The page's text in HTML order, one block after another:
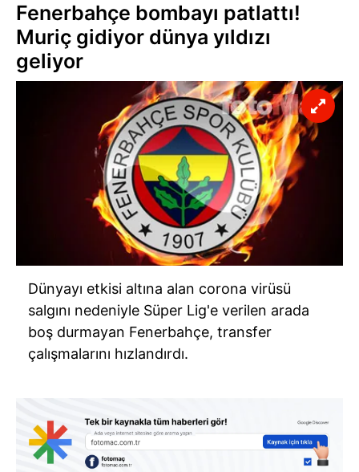
Fenerbahçe bombayı patlattı!
Muriç gidiyor dünya yıldızı
geliyor
Dünyayı etkisi altına alan corona virüsü
salgını nedeniyle Süper Lig'e verilen arada
boş durmayan Fenerbahçe, transfer
çalışmalarını hızlandırdı.